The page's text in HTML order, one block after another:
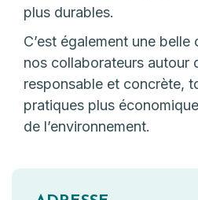
plus durables.
C’est également une
nos collaborateurs autour
responsable et concrète,
pratiques plus
de l’environnement.